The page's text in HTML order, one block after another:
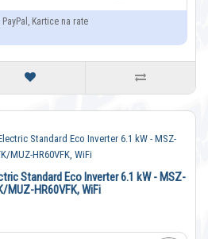
PayPal, Kartice na rate
Standard Eco Inverter 6.1 kW - MSZ-
MUZ-HR60VFK, WiFi